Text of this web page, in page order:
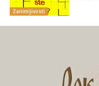
Zanimljivosti